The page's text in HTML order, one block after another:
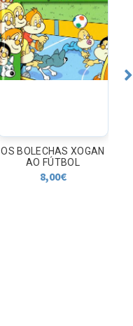
OS BOLECHAS XOGAN
AO FÚTBOL
8,00€